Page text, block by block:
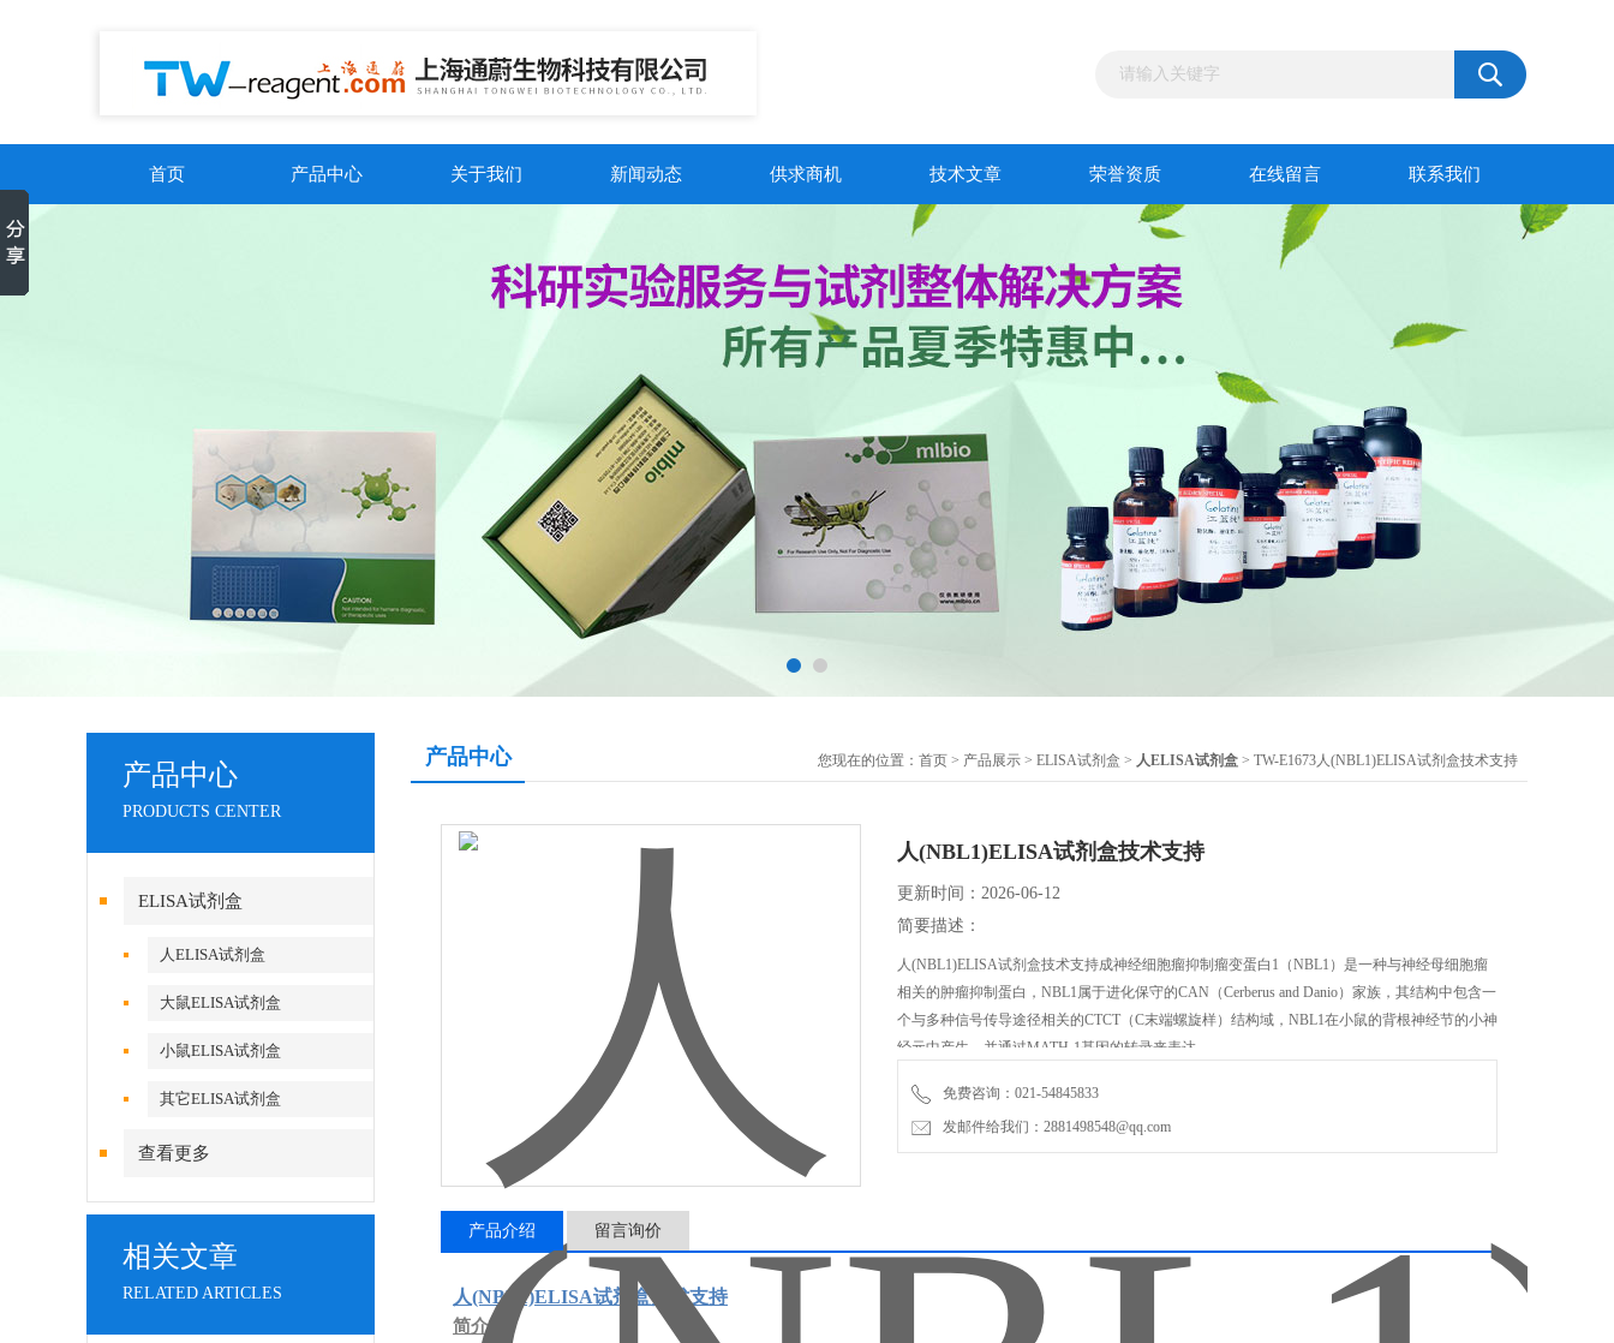
首页 产品中心 关于我们 新闻动态 供求商机 技术文章 荣誉资质 在线留言 联系我们
产品中心
PRODUCTS CENTER
ELISA试剂盒
人ELISA试剂盒
大鼠ELISA试剂盒
小鼠ELISA试剂盒
其它ELISA试剂盒
查看更多
相关文章
RELATED ARTICLES
产品中心 您现在的位置： 首页 > 产品展示 > ELISA试剂盒 > 人ELISA试剂盒 > TW-E1673人(NBL1)ELISA试剂盒技术支持
人(NBL1)ELISA试剂盒技术支持
更新时间：2026-06-12
简要描述：
人(NBL1)ELISA试剂盒技术支持成神经细胞瘤抑制瘤变蛋白1（NBL1）是一种与神经母细胞瘤
相关的肿瘤抑制蛋白，NBL1属于进化保守的CAN（Cerberus and Danio）家族，其结构中包含一
个与多种信号传导途径相关的CTCT（C末端螺旋样）结构域，NBL1在小鼠的背根神经节的小神
经元中产生，并通过MATH-1基因的转录来表达。
免费咨询：021-54845833
发邮件给我们：2881498548@qq.com
产品介绍 留言询价
人(NBL1)ELISA试剂盒技术支持
简介